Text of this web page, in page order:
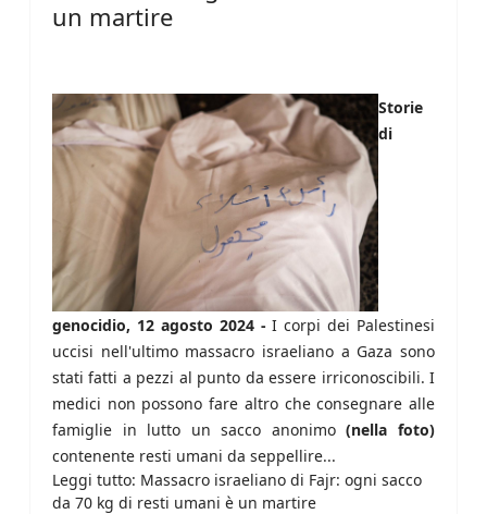
un martire
Storie
di
genocidio, 12 agosto 2024 -I corpi dei Palestinesi
uccisi nell'ultimo massacro israeliano a Gaza sono
stati fatti a pezzi al punto da essere irriconoscibili. I
medici non possono fare altro che consegnare alle
famiglie in lutto un sacco anonimo(nella foto)
contenente resti umani da seppellire...
Leggi tutto: Massacro israeliano di Fajr: ogni sacco
da 70 kg di resti umani è un martire